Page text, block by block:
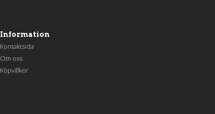
Information
Kontaktsida
Om oss
Köpvillkor